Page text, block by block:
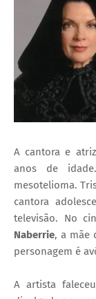
A cantora e
anos de
mesotelioma.
cantora
televisão. No
Naberrie, a mãe
personagem é
A artista